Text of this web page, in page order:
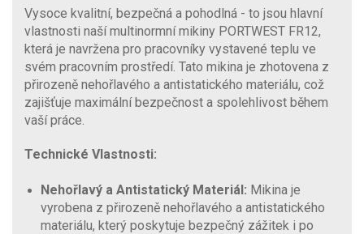
Vysoce kvalitní, bezpečná a pohodlná - to jsou hlavní
vlastnosti naší multinormní mikiny PORTWEST FR12,
která je navržena pro pracovníky vystavené teplu ve
svém pracovním prostředí. Tato mikina je zhotovena z
přirozeně nehořlavého a antistatického materiálu, což
zajišťuje maximální bezpečnost a spolehlivost během
vaší práce.
Technické Vlastnosti:
Nehořlavý a Antistatický Materiál: Mikina je
vyrobena z přirozeně nehořlavého a antistatického
materiálu, který poskytuje bezpečný zážitek i po